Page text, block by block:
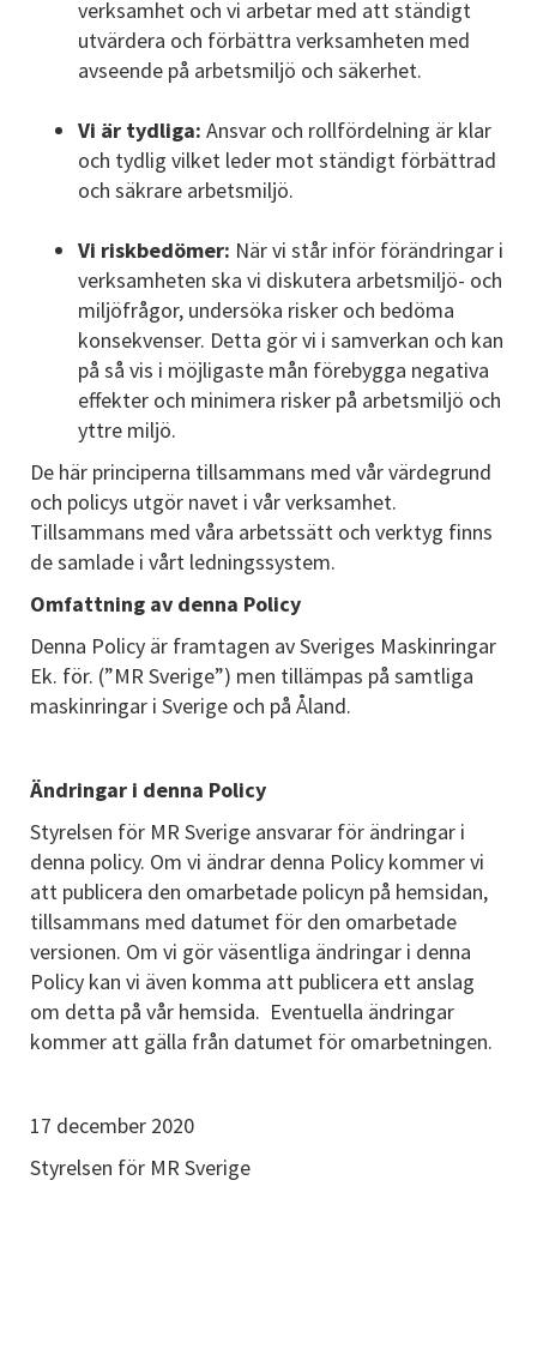
verksamhet och vi arbetar med att ständigt
utvärdera och förbättra verksamheten med
avseende på arbetsmiljö och säkerhet.
Vi är tydliga: Ansvar och rollfördelning är klar
och tydlig vilket leder mot ständigt förbättrad
och säkrare arbetsmiljö.
Vi riskbedömer: När vi står inför förändringar i
verksamheten ska vi diskutera arbetsmiljö- och
miljöfrågor, undersöka risker och bedöma
konsekvenser. Detta gör vi i samverkan och kan
på så vis i möjligaste mån förebygga negativa
effekter och minimera risker på arbetsmiljö och
yttre miljö.
De här principerna tillsammans med vår värdegrund
och policys utgör navet i vår verksamhet.
Tillsammans med våra arbetssätt och verktyg finns
de samlade i vårt ledningssystem.
Omfattning av denna Policy
Denna Policy är framtagen av Sveriges Maskinringar
Ek. för. (”MR Sverige”) men tillämpas på samtliga
maskinringar i Sverige och på Åland.
Ändringar i denna Policy
Styrelsen för MR Sverige ansvarar för ändringar i
denna policy. Om vi ändrar denna Policy kommer vi
att publicera den omarbetade policyn på hemsidan,
tillsammans med datumet för den omarbetade
versionen. Om vi gör väsentliga ändringar i denna
Policy kan vi även komma att publicera ett anslag
om detta på vår hemsida. Eventuella ändringar
kommer att gälla från datumet för omarbetningen.
17 december 2020
Styrelsen för MR Sverige